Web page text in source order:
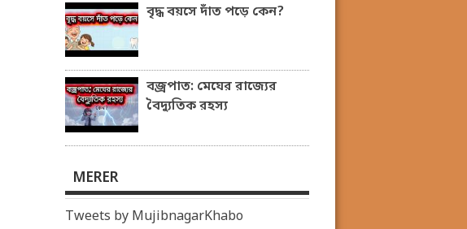
বৃদ্ধ বয়সে দাঁত পড়ে কেন?
বজ্রপাত: মেঘের রাজ্যের
বৈদ্যুতিক রহস্য
MERER
Tweets by MujibnagarKhabo